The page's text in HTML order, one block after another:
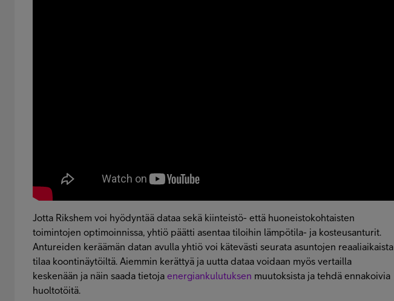
Jotta Rikshem voi hyödyntää dataa sekä kiinteistö- että huoneistokohtaisten
toimintojen optimoinnissa, yhtiö päätti asentaa tiloihin lämpötila- ja kosteusanturit.
Antureiden keräämän datan avulla yhtiö voi kätevästi seurata asuntojen reaaliaikaista
tilaa koontinäytöiltä. Aiemmin kerättyä ja uutta dataa voidaan myös vertailla
keskenään ja näin saada tietoja energiankulutuksen muutoksista ja tehdä ennakoivia
huoltotöitä.